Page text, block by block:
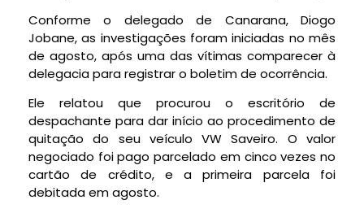
Conforme o delegado de Canarana, Diogo
Jobane, as investigações foram iniciadas no mês
de agosto, após uma das vítimas comparecer à
delegacia para registrar o boletim de ocorrência.
Ele relatou que procurou o escritório de
despachante para dar início ao procedimento de
quitação do seu veículo VW Saveiro. O valor
negociado foi pago parcelado em cinco vezes no
cartão de crédito, e a primeira parcela foi
debitada em agosto.